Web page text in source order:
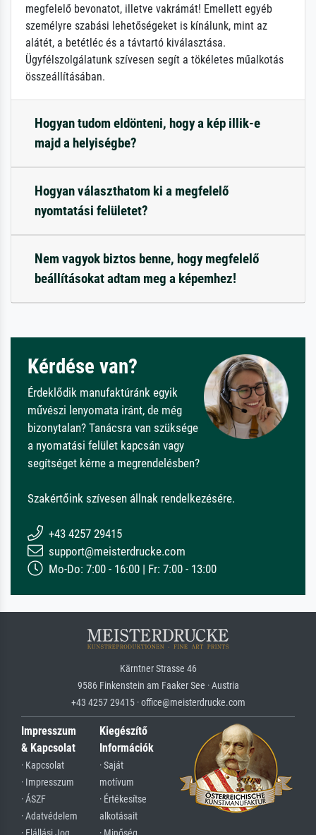
megfelelő bevonatot, illetve vakrámát! Emellett egyéb
személyre szabási lehetőségeket is kínálunk, mint az
alátét, a betétléc és a távtartó kiválasztása.
Ügyfélszolgálatunk szívesen segít a tökéletes műalkotás
összeállításában.
Hogyan tudom eldönteni, hogy a kép illik-e
majd a helyiségbe?
Hogyan választhatom ki a megfelelő
nyomtatási felületet?
Nem vagyok biztos benne, hogy megfelelő
beállításokat adtam meg a képemhez!
Kérdése van?
Érdeklődik manufaktúránk egyik
művészi lenyomata iránt, de még
bizonytalan? Tanácsra van szüksége
a nyomatási felület kapcsán vagy
segítséget kérne a megrendelésben?
Szakértőink szívesen állnak rendelkezésére.
+43 4257 29415
support@meisterdrucke.com
Mo-Do: 7:00 - 16:00 | Fr: 7:00 - 13:00
Kärntner Strasse 46
9586 Finkenstein am Faaker See · Austria
+43 4257 29415 · office@meisterdrucke.com
Impresszum
& Kapcsolat
· Kapcsolat
· Impresszum
· ÁSZF
· Adatvédelem
Kiegészítő
Információk
· Saját
motívum
· Értékesítse
alkotásait